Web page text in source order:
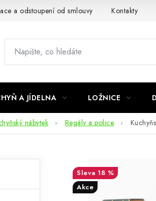
a odstoupení od smlouvy Kontakty
A JÍDELNA LOŽNICE
nábytek Regály a police
18 %
Akce